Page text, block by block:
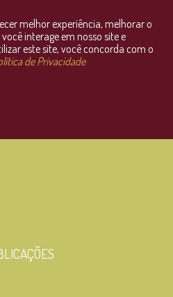
Jurídica OnLine
melhor experiência, melhorar o
interage em nosso site e
este site, você concorda com o
de Privacidade